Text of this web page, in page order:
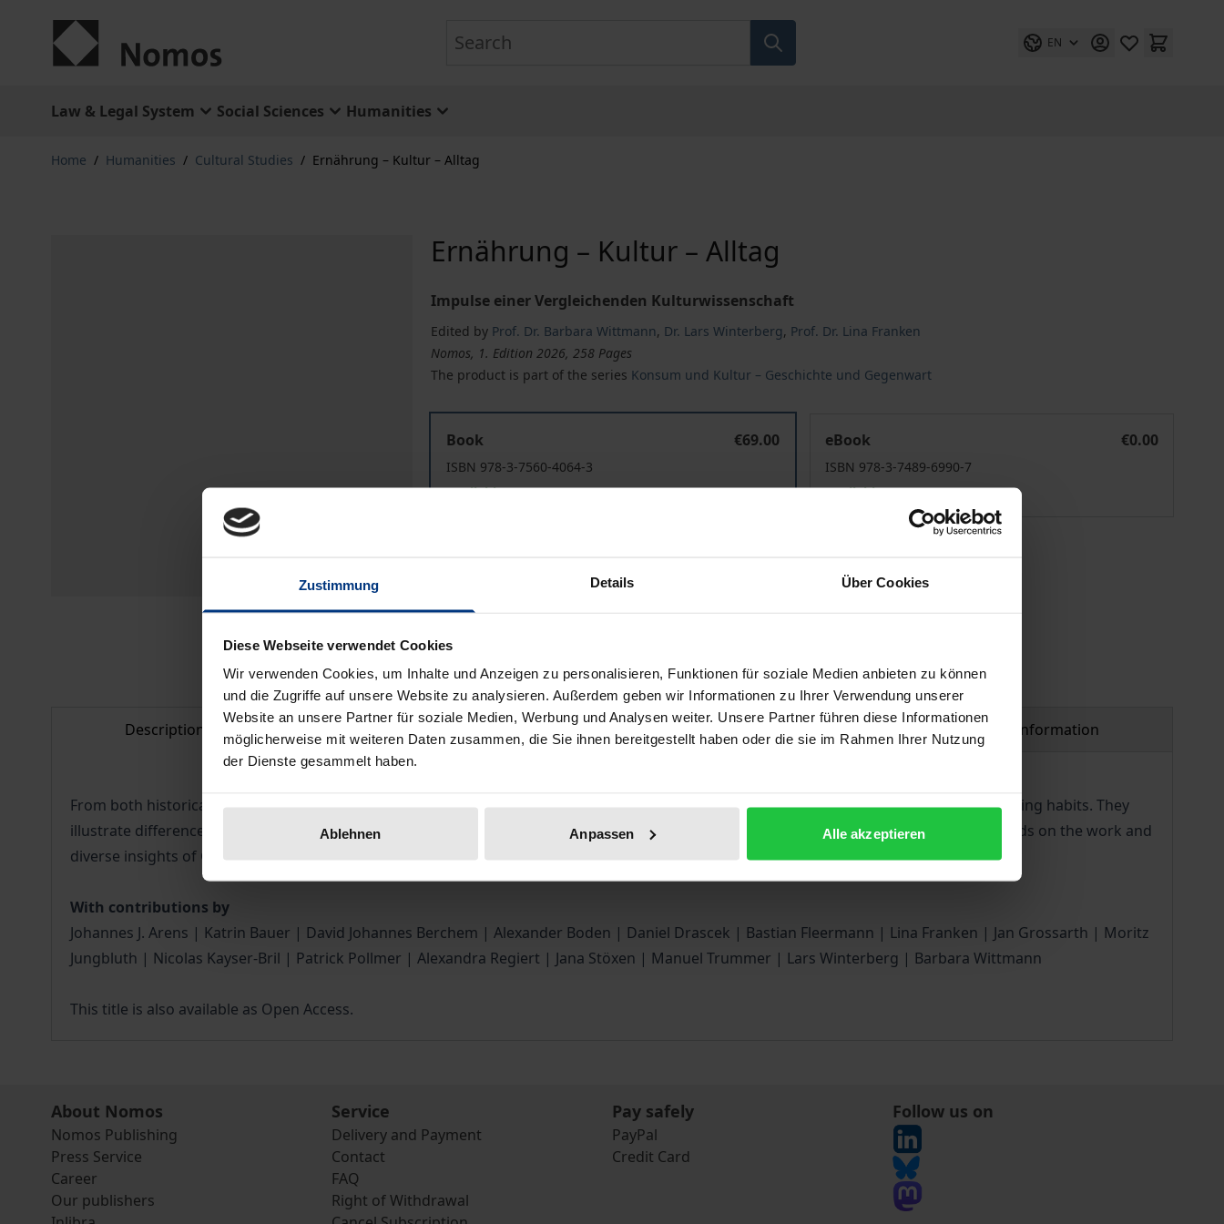
Zustimmung Details Über Cookies
Diese Webseite verwendet Cookies
Wir verwenden Cookies, um Inhalte und Anzeigen zu personalisieren, Funktionen für soziale Medien anbieten zu können
und die Zugriffe auf unsere Website zu analysieren. Außerdem geben wir Informationen zu Ihrer Verwendung unserer
Website an unsere Partner für soziale Medien, Werbung und Analysen weiter. Unsere Partner führen diese Informationen
möglicherweise mit weiteren Daten zusammen, die Sie ihnen bereitgestellt haben oder die sie im Rahmen Ihrer Nutzung
der Dienste gesammelt haben.
Ablehnen Anpassen Alle akzeptieren
EN
Law & Legal System Social Sciences Humanities
Home / Humanities / Cultural Studies / Ernährung – Kultur – Alltag
Ernährung – Kultur – Alltag
Impulse einer Vergleichenden Kulturwissenschaft
Edited by Prof. Dr. Barbara Wittmann, Dr. Lars Winterberg, Prof. Dr. Lina Franken
Nomos, 1. Edition 2026, 258 Pages
The product is part of the series Konsum und Kultur – Geschichte und Gegenwart
Book
€69.00
ISBN 978-3-7560-4064-3
Available
eBook
€0.00
ISBN 978-3-7489-6990-7
Available
Add to Cart
Delivery cost notice
Description Bibliographical data Additional material Product safety information
From both historical and contemporary perspectives, the articles included within this volume offer insights into everyday eating and drinking habits. They
illustrate differences in food cultures and examine nutrition within the interplay of economics, politics, and digitalization. This volume builds on the work and
diverse insights of Gunther Hirschfelder, thereby shaping food culture perspectives within the field of comparative cultural studies.
With contributions by
Johannes J. Arens | Katrin Bauer | David Johannes Berchem | Alexander Boden | Daniel Drascek | Bastian Fleermann | Lina Franken | Jan Grossarth | Moritz
Jungbluth | Nicolas Kayser-Bril | Patrick Pollmer | Alexandra Regiert | Jana Stöxen | Manuel Trummer | Lars Winterberg | Barbara Wittmann
This title is also available as Open Access.
About Nomos
Nomos Publishing
Press Service
Career
Our publishers
Service
Delivery and Payment
Contact
FAQ
Right of Withdrawal
Pay safely
PayPal
Credit Card
Follow us on